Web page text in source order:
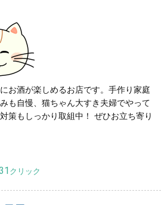
お酒が楽しめるお店です。手作り家庭
も自慢、猫ちゃん大すき夫婦でやって
策もしっかり取組中！ ぜひお立ち寄り
クリック